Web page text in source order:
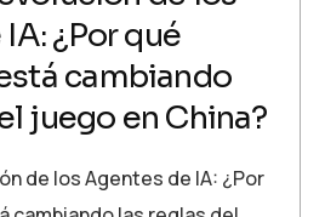
¿Por qué
cambiando
juego en China?
de los Agentes de IA: ¿Por